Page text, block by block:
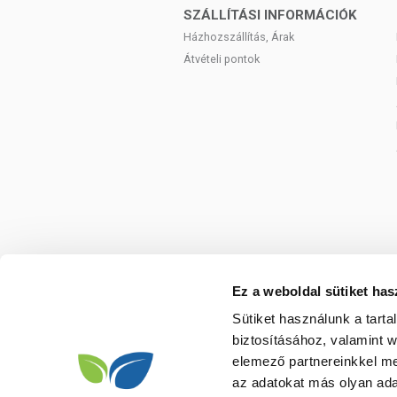
Ez a weboldal sütiket
Sütiket használunk a
biztosításához, valamint
elemező partnereinkkel
az adatokat más olyan
tartandó!
SZÁLLÍTÁSI INFORMÁCIÓK
Házhozszállítás, Árak
Átvételi pontok